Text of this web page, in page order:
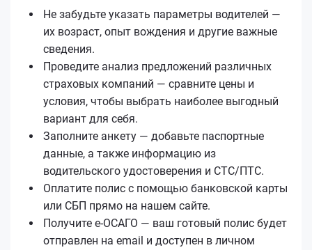
Не забудьте указать параметры водителей —
их возраст, опыт вождения и другие важные
сведения.
Проведите анализ предложений различных
страховых компаний — сравните цены и
условия, чтобы выбрать наиболее выгодный
вариант для себя.
Заполните анкету — добавьте паспортные
данные, а также информацию из
водительского удостоверения и СТС/ПТС.
Оплатите полис с помощью банковской карты
или СБП прямо на нашем сайте.
Получите е‑ОСАГО — ваш готовый полис будет
отправлен на email и доступен в личном